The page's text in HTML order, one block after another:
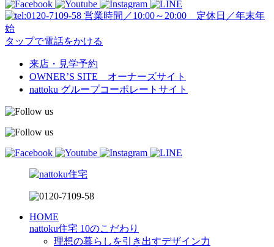
営業時間／10:00～20:00 定休日／年末年
始
タップで電話をかける
来店・見学予約
OWNER’S SITE オーナーズサイト
nattoku グループコーポレートサイト
HOME
nattoku住宅 10のこだわり
理想の暮らしを引き出すデザイン力